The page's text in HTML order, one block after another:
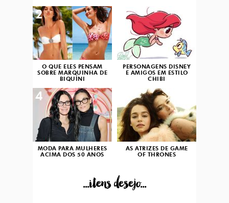
O QUE ELES PENSAM
SOBRE MARQUINHA DE
BIQUÍNI
2
PERSONAGENS DISNEY
E AMIGOS EM ESTILO
CHIBI
3
MODA PARA MULHERES
ACIMA DOS 50 ANOS
4
AS ATRIZES DE GAME
OF THRONES
...itens desejo...